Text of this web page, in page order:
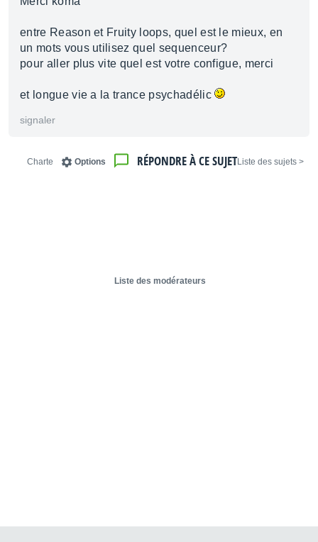
entre Reason et Fruity loops, quel est le mieux, en
un mots vous utilisez quel sequenceur?
pour aller plus vite quel est votre configue, merci
et longue vie a la trance psychadélic
signaler
< Liste des sujets
RÉPONDRE À CE SUJET
Options
Charte
Liste des modérateurs